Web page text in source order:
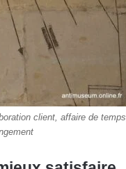
client, affaire de temps,